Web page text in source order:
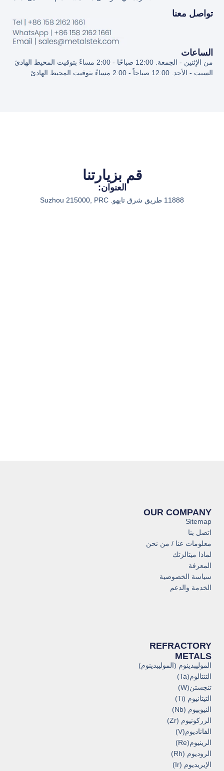
تواصل معنا
الساعات
من الإثنين - الجمعة. 12:00 صباحًا - 2:00 مساءً بتوقيت المحيط الهادئ
السبت - الأحد. 12:00 صباحاً - 2:00 مساءً بتوقيت المحيط الهادئ
قم بزيارتنا
العنوان:
11888 طريق شرق تايهو. Suzhou 215000, PRC
REFRACTORY
METALS
الموليبدينوم (الموليبدينوم)
التنتالوم(Ta)
تنجستن(W)
التيتانيوم (Ti)
النيوبيوم (Nb)
الزركونيوم (Zr)
الفاناديوم(V)
الرينيوم(Re)
الروديوم (Rh)
الإيريديوم (Ir)
OUR COMPANY
Sitemap
اتصل بنا
معلومات عنا / من نحن
لماذا ميتالزتك
المعرفة
سياسة الخصوصية
الخدمة والدعم